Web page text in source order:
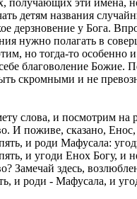
детям названия
дерзновение у Бога.
нужно полагать в
но тогда-то
благоволение Божие.
скромными и не
слова, и посмотрим
И поживе, сказано,
и роди Мафусала:
и угоди Енох Богу,
Замечай здесь,
и роди - Мафусала, и